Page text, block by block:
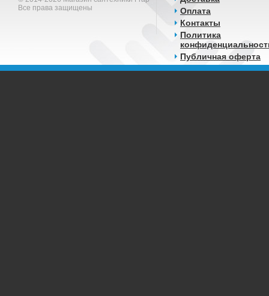
Все права защищены
Оплата
Контакты
Политика
Публичная оферта